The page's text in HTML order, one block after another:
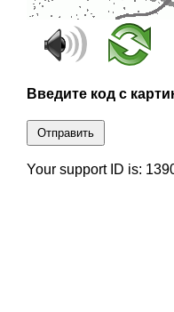
Введите код с
Отправить
Your support ID is: